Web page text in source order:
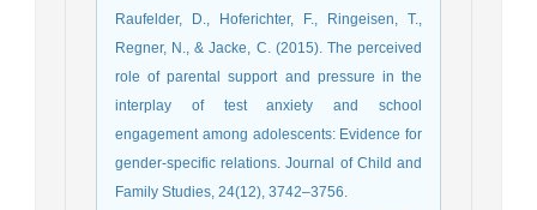
Raufelder, D., Hoferichter, F., Ringeisen, T.,
Regner, N., & Jacke, C. (2015). The perceived
role of parental support and pressure in the
interplay of test anxiety and school
engagement among adolescents: Evidence for
gender-specific relations. Journal of Child and
Family Studies, 24(12), 3742–3756.